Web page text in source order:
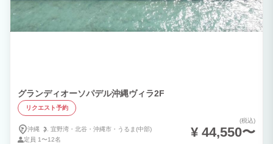
グランディオーソパデル沖縄ヴィラ2F
リクエスト予約
沖縄 宜野湾・ 北谷・ 沖縄市・ うるま(中部)
定員 1〜12名
(税込)
¥ 44,550〜